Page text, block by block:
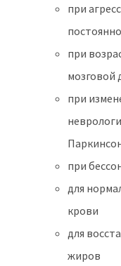
при
при
мозговой
при
при
для
крови
для
жиров